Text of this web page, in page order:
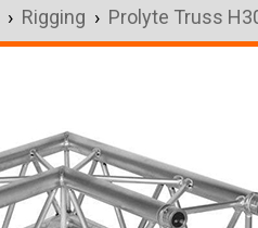
› Rigging › Prolyte Truss